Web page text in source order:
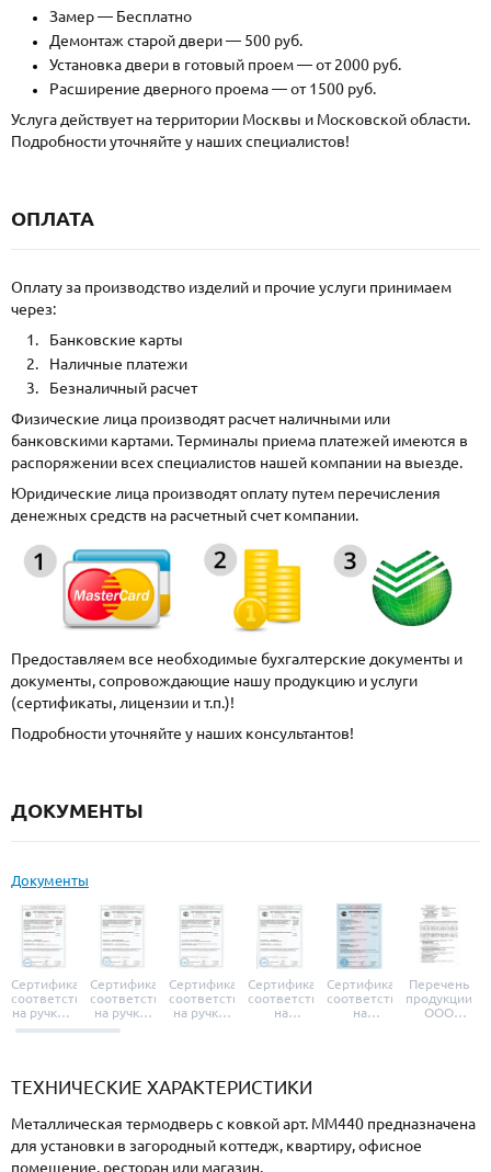
Замер — Бесплатно
Демонтаж старой двери — 500 руб.
Установка двери в готовый проем — от 2000 руб.
Расширение дверного проема — от 1500 руб.
Услуга действует на территории Москвы и Московской области.
Подробности уточняйте у наших специалистов!
ОПЛАТА
Оплату за производство изделий и прочие услуги принимаем
через:
Банковские карты
Наличные платежи
Безналичный расчет
Физические лица производят расчет наличными или
банковскими картами. Терминалы приема платежей имеются в
распоряжении всех специалистов нашей компании на выезде.
Юридические лица производят оплату путем перечисления
денежных средств на расчетный счет компании.
Предоставляем все необходимые бухгалтерские документы и
документы, сопровождающие нашу продукцию и услуги
(сертификаты, лицензии и т.п.)!
Подробности уточняйте у наших консультантов!
ДОКУМЕНТЫ
Документы
Сертификат
соответствия
на ручки и
броненакладки
Сертификат
соответствия
на ручки-
защелки
Сертификат
соответствия
на ручки-
Сертификат
соответствия
на
Сертификат
соответствия
на
Перечень
продукции
ООО
ТЕХНИЧЕСКИЕ ХАРАКТЕРИСТИКИ
Металлическая термодверь с ковкой арт. ММ440 предназначена
для установки в загородный коттедж, квартиру, офисное
помещение, ресторан или магазин.